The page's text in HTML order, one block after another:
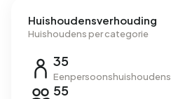
Huishoudensverhouding
Huishoudens per categorie
35
Eenpersoonshuishoudens
55